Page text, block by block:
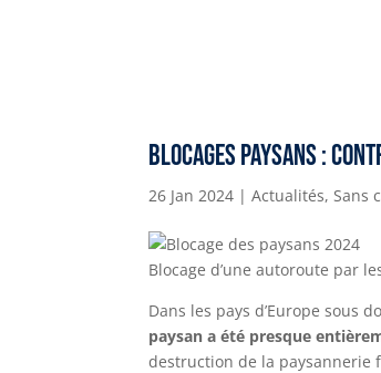
Blocages paysans :
26 Jan 2024 |Actualités, Sans
Blocage d’une autoroute par
Dans les pays d’Europe sous
paysan a été presque
destruction de la paysannerie